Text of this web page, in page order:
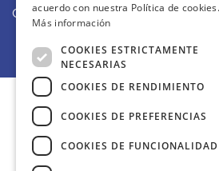
Cookies
PROYECTO
EUROPEO DE
acuerdo con nuestra Política de cookies.
Más información
COOKIES ESTRICTAMENTE
NECESARIAS
COOKIES DE RENDIMIENTO
COOKIES DE PREFERENCIAS
COOKIES DE FUNCIONALIDAD